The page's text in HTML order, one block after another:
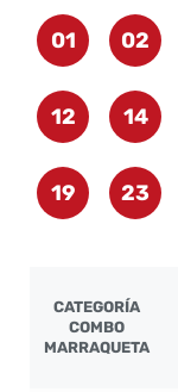
01 02
12 14
19 23
CATEGORÍA
COMBO
MARRAQUETA